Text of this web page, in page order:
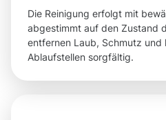
Die Reinigung erfolgt mit
abgestimmt auf den Zustand
entfernen Laub, Schmutz und
Ablaufstellen sorgfältig.